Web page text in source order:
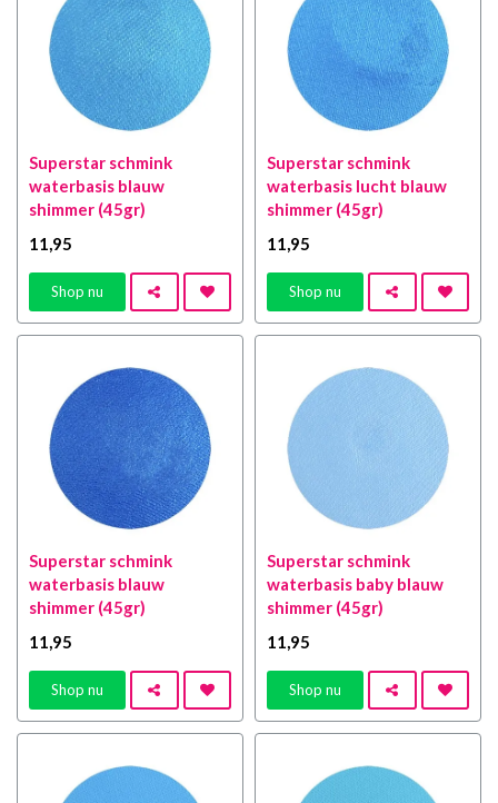
Superstar schmink
waterbasis blauw
shimmer (45gr)
11,95
Shop nu
Superstar schmink
waterbasis lucht blauw
shimmer (45gr)
11,95
Shop nu
Superstar schmink
waterbasis blauw
shimmer (45gr)
11,95
Shop nu
Superstar schmink
waterbasis baby blauw
shimmer (45gr)
11,95
Shop nu